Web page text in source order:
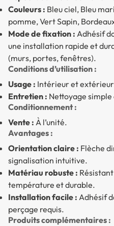
Couleurs : Bleu ciel, Bleu
pomme, Vert Sapin,
Mode de fixation : Adhésif
une installation rapide et
(murs, portes, fenêtres).
Conditions d’utilisation :
Usage : Intérieur et
Entretien : Nettoyage
Conditionnement :
Vente : À l’unité.
Avantages :
Orientation claire : Flèche
signalisation intuitive.
Matériau robuste :
température et durable.
Installation facile : Adhésif
perçage requis.
Produits complémentaires :